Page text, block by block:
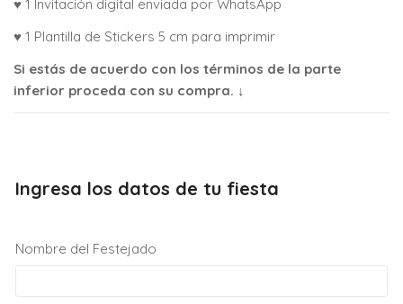
♥ 1 Invitación digital enviada por WhatsApp
♥ 1 Plantilla de Stickers 5 cm para imprimir
Si estás de acuerdo con los términos de la parte
inferior proceda con su compra. ↓
Ingresa los datos de tu fiesta
Nombre del Festejado